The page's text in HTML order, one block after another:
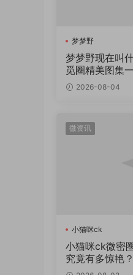
梦梦野
梦梦野现在叫
觅圈精美图集
2026-08-04
微资讯
小猫咪ck
小猫咪ck微密
究竟有多惊艳？